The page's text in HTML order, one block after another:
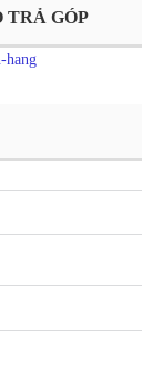
TRẢ GÓP